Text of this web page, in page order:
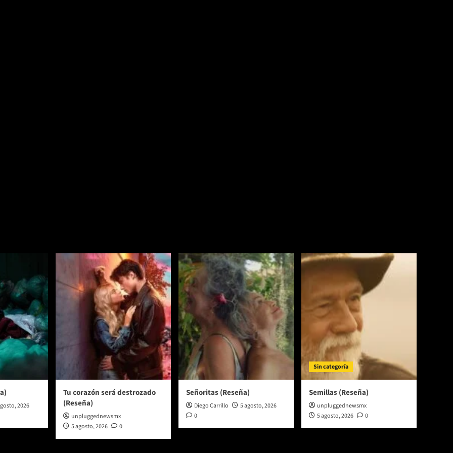
2026
Tu corazón será destrozado
(Reseña)
unpluggednewsmx
5 agosto, 2026
0
Señoritas (Reseña)
Diego Carrillo
5 agosto, 2026
0
Sin categoría
Semillas (Reseña)
unpluggednewsmx
5 agosto, 2026
0